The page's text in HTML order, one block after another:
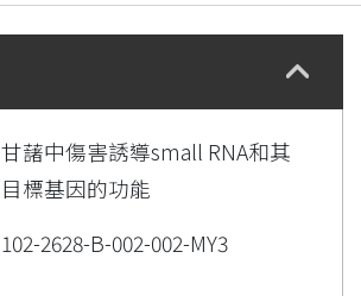
Details
甘藷中傷害誘導small RNA和其
目標基因的功能
102-2628-B-002-002-MY3